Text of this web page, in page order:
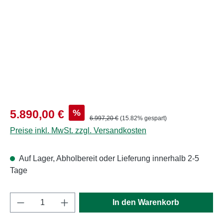
Verkaufspreis:
5.890,00 € % Regulärer Preis:
6.997,20 € (15.82% gespart)
Preise inkl. MwSt. zzgl. Versandkosten
Auf Lager, Abholbereit oder Lieferung innerhalb 2-5
Tage
Produkt Anzahl: Gib den gewünschten
In den Warenkorb